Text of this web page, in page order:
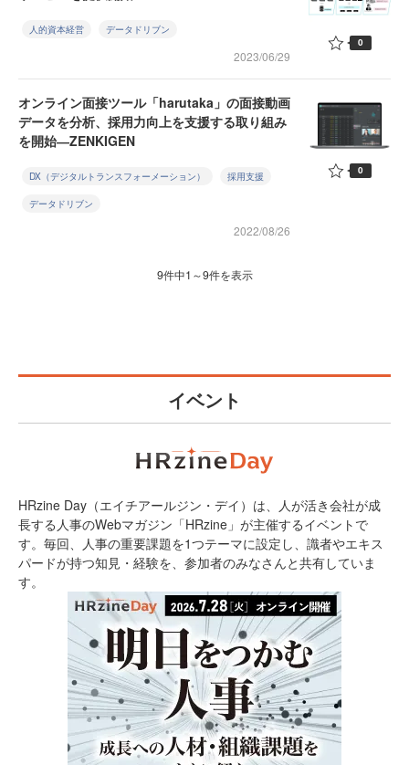
人的資本経営 データドリブン
2023/06/29
0
オンライン面接ツール「harutaka」の面接動画
データを分析、採用力向上を支援する取り組み
を開始―ZENKIGEN
DX（デジタルトランスフォーメーション） 採用支援
データドリブン
2022/08/26
0
9件中1～9件を表示
イベント
HRzine Day（エイチアールジン・デイ）は、人が活き会社が成
長する人事のWebマガジン「HRzine」が主催するイベントで
す。毎回、人事の重要課題を1つテーマに設定し、識者やエキス
パードが持つ知見・経験を、参加者のみなさんと共有していま
す。